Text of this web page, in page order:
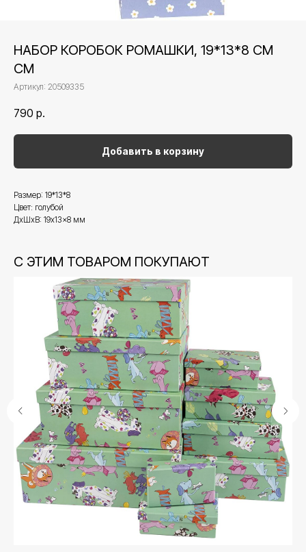
НАБОР КОРОБОК РОМАШКИ, 19*13*8 СМ
СМ
Артикул: 20509335
790 р.
Добавить в корзину
Размер: 19*13*8
Цвет: голубой
ДxШxВ: 19x13x8 мм
С ЭТИМ ТОВАРОМ ПОКУПАЮТ
Контакты